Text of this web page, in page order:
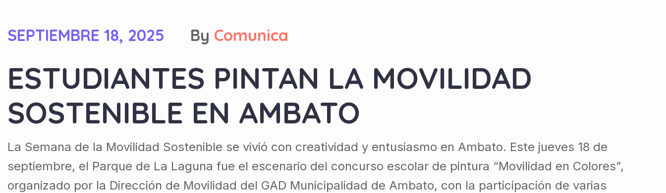
SEPTIEMBRE 18, 2025 By Comunica
ESTUDIANTES PINTAN LA MOVILIDAD
SOSTENIBLE EN AMBATO
La Semana de la Movilidad Sostenible se vivió con creatividad y entusiasmo en Ambato. Este jueves 18 de
septiembre, el Parque de La Laguna fue el escenario del concurso escolar de pintura “Movilidad en Colores”,
organizado por la Dirección de Movilidad del GAD Municipalidad de Ambato, con la participación de varias